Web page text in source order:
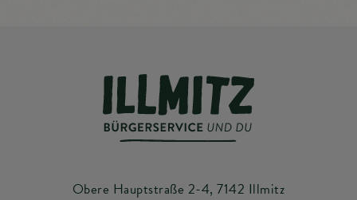
Obere Hauptstraße 2-4, 7142 Illmitz